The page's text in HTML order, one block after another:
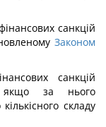
санкцій
Законом
санкцій
якщо за нього
складу